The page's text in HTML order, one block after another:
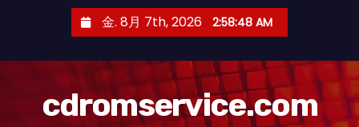
金. 8月 7th, 2026 2:58:49 AM
cdromservice.com